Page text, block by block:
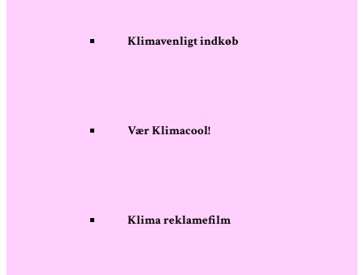
Klimavenligt indkøb
Vær Klimacool!
Klima reklamefilm